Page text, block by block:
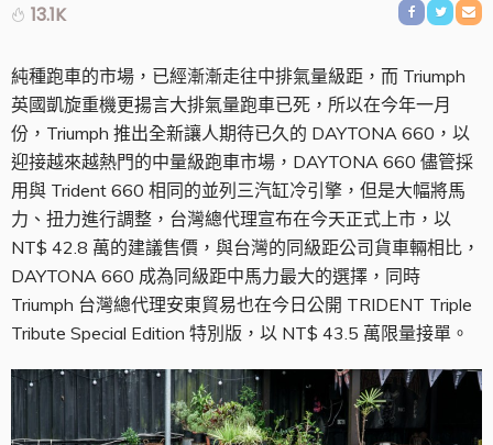
13.1K
純種跑車的市場，已經漸漸走往中排氣量級距，而 Triumph
英國凱旋重機更揚言大排氣量跑車已死，所以在今年一月
份，Triumph 推出全新讓人期待已久的 DAYTONA 660，以
迎接越來越熱門的中量級跑車市場，DAYTONA 660 儘管採
用與 Trident 660 相同的並列三汽缸冷引擎，但是大幅將馬
力、扭力進行調整，台灣總代理宣布在今天正式上市，以
NT$ 42.8 萬的建議售價，與台灣的同級距公司貨車輛相比，
DAYTONA 660 成為同級距中馬力最大的選擇，同時
Triumph 台灣總代理安東貿易也在今日公開 TRIDENT Triple
Tribute Special Edition 特別版，以 NT$ 43.5 萬限量接單。